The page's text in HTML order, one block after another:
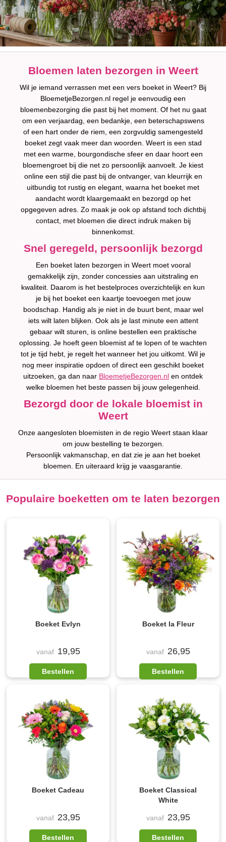
Bloemen laten bezorgen in Weert
Wil je iemand verrassen met een vers boeket in Weert? Bij
BloemetjeBezorgen.nl regel je eenvoudig een
bloemenbezorging die past bij het moment. Of het nu gaat
om een verjaardag, een bedankje, een beterschapswens
of een hart onder de riem, een zorgvuldig samengesteld
boeket zegt vaak meer dan woorden. Weert is een stad
met een warme, bourgondische sfeer en daar hoort een
bloemengroet bij die net zo persoonlijk aanvoelt. Je kiest
online een stijl die past bij de ontvanger, van kleurrijk en
uitbundig tot rustig en elegant, waarna het boeket met
aandacht wordt klaargemaakt en bezorgd op het
opgegeven adres. Zo maak je ook op afstand toch dichtbij
contact, met bloemen die direct indruk maken bij
binnenkomst.
Snel geregeld, persoonlijk bezorgd
Een boeket laten bezorgen in Weert moet vooral
gemakkelijk zijn, zonder concessies aan uitstraling en
kwaliteit. Daarom is het bestelproces overzichtelijk en kun
je bij het boeket een kaartje toevoegen met jouw
boodschap. Handig als je niet in de buurt bent, maar wel
iets wilt laten blijken. Ook als je last minute een attent
gebaar wilt sturen, is online bestellen een praktische
oplossing. Je hoeft geen bloemist af te lopen of te wachten
tot je tijd hebt, je regelt het wanneer het jou uitkomt. Wil je
nog meer inspiratie opdoen of direct een geschikt boeket
uitzoeken, ga dan naar BloemetjeBezorgen.nl en ontdek
welke bloemen het beste passen bij jouw gelegenheid.
Bezorgd door de lokale bloemist in
Weert
Onze aangesloten bloemisten in de regio Weert staan klaar
om jouw bestelling te bezorgen.
Persoonlijk vakmanschap, en dat zie je aan het boeket
bloemen. En uiteraard krijg je vaasgarantie.
Populaire boeketten om te laten bezorgen
Boeket Evlyn
vanaf 19,95
Bestellen
Boeket la Fleur
vanaf 26,95
Bestellen
Boeket Cadeau
vanaf 23,95
Bestellen
Boeket Classical
White
vanaf 23,95
Bestellen